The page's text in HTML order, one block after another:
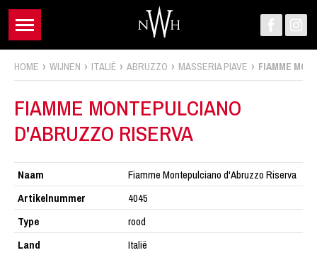
HOME WIJNEN ITALIË ABRUZZO MASSERIA PIAVE FIAMME
FIAMME MONTEPULCIANO
D'ABRUZZO RISERVA
Naam
Fiamme Montepulciano d'Abruzzo Riserva
Artikelnummer
4045
Type
rood
Land
Italië